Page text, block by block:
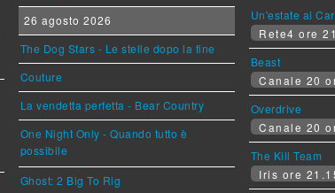
26 agosto 2026
The Dog Stars - Le stelle dopo la fine
Couture
La vendetta perfetta - Bear Country
One Night Only - Quando tutto è
possibile
Ghost: 2 Big To Rig
Un'estate ai
Rete4 ore
Beast
Canale 20
Overdrive
Canale 20
The Kill Team
Iris ore